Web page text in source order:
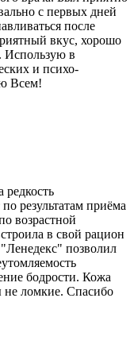
с первых дней
после
вкус, хорошо
Использую в
и психо-
Всем!
результатам приёма
возрастной
в свой рацион
позволил
бодрости. Кожа
не ломкие. Спасибо